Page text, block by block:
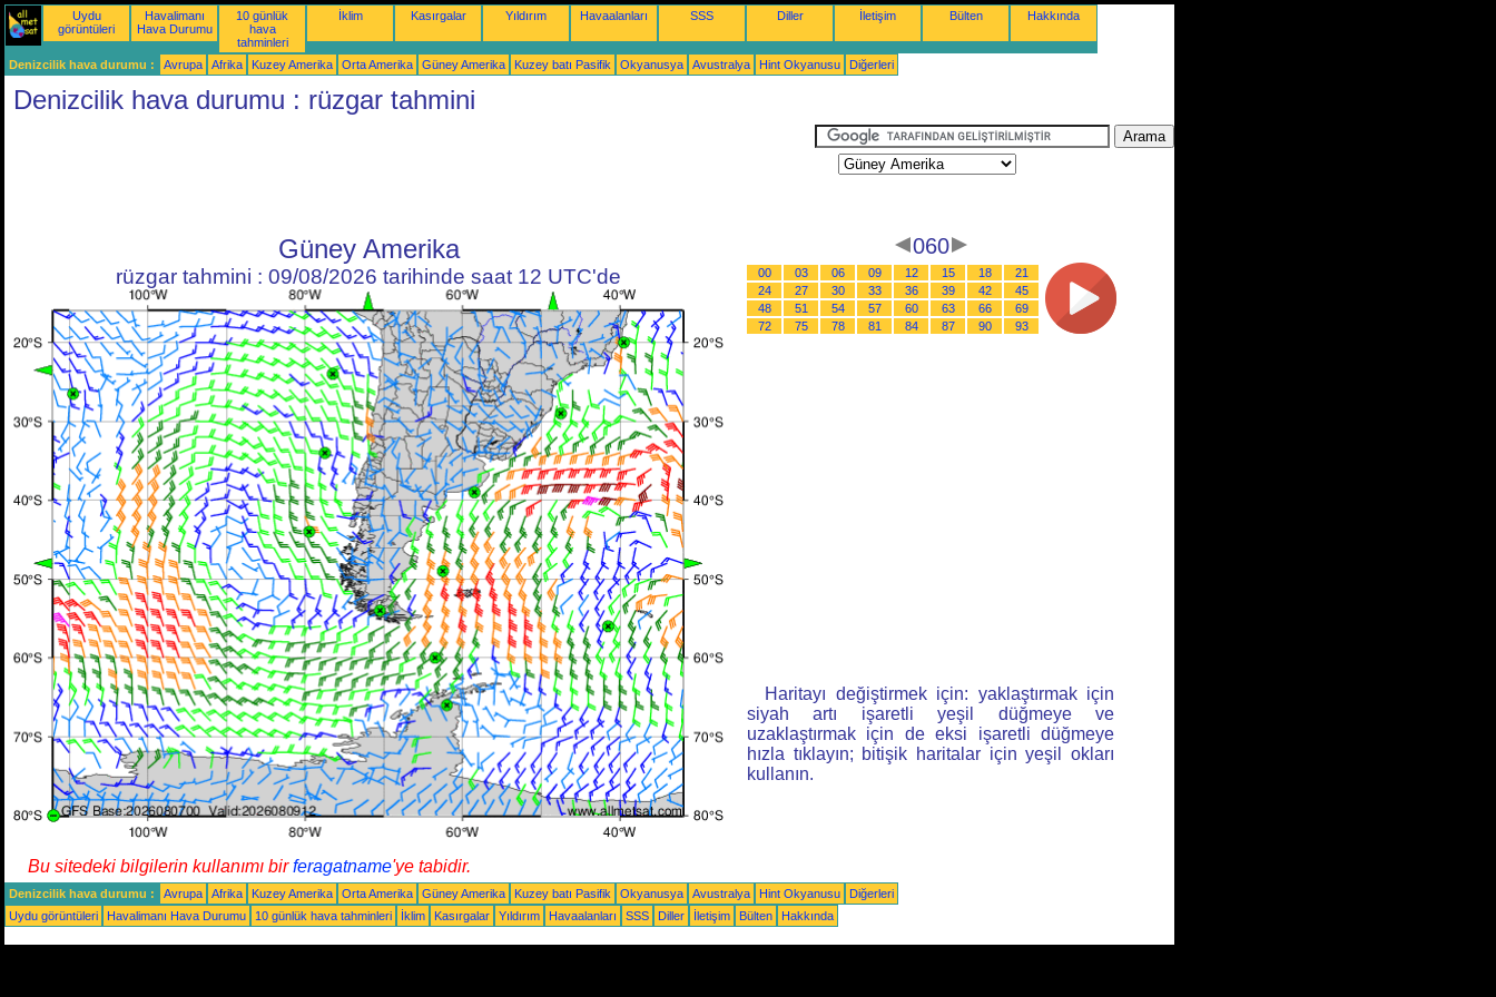
Uydu
görüntüleri
Havalimanı
Hava Durumu
10 günlük
hava
tahminleri
İklim Kasırgalar Yıldırım Havaalanları SSS Diller İletişim Bülten Hakkında
Denizcilik hava durumu : Avrupa Afrika Kuzey Amerika Orta Amerika Güney Amerika Kuzey batı Pasifik Okyanusya Avustralya Hint Okyanusu Diğerleri
Denizcilik hava durumu : rüzgar tahmini
Güney Amerika
rüzgar tahmini : 09/08/2026 tarihinde saat 12 UTC'de
060
00 03 06 09 12 15 18
21
24
27 30 33 36 39 42
45
48
51 54 57 60 63 66
69
72
75 78 81 84 87 90 93
Haritayı değiştirmek için: yaklaştırmak için
siyah artı işaretli yeşil düğmeye ve
uzaklaştırmak için de eksi işaretli düğmeye
hızla tıklayın; bitişik haritalar için yeşil okları
kullanın.
Bu sitedeki bilgilerin kullanımı birferagatname'ye tabidir.
Denizcilik hava durumu : Avrupa Afrika Kuzey Amerika Orta Amerika Güney Amerika Kuzey batı Pasifik Okyanusya Avustralya Hint Okyanusu
Diğerleri
Uydu görüntüleri
Havalimanı Hava Durumu 10 günlük hava tahminleri İklim Kasırgalar Yıldırım Havaalanları SSS Diller İletişim Bülten Hakkında